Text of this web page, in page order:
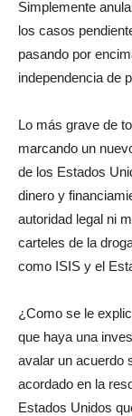
Simplemente
los casos
pasando por
independencia de
Lo más grave de
marcando un
de los Estados
dinero y
autoridad legal ni
carteles de la
como ISIS y el
¿Como se le
que haya una
avalar un acuerdo
acordado en la
Estados Unidos